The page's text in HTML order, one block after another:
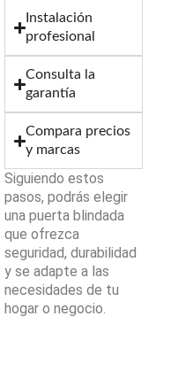
Instalación
profesional
Consulta la
garantía
Compara precios
y marcas
Siguiendo estos
pasos, podrás elegir
una puerta blindada
que ofrezca
seguridad, durabilidad
y se adapte a las
necesidades de tu
hogar o negocio.